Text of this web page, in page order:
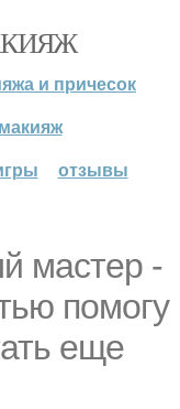
и причесок
отзывы
мастер -
помогу
еще